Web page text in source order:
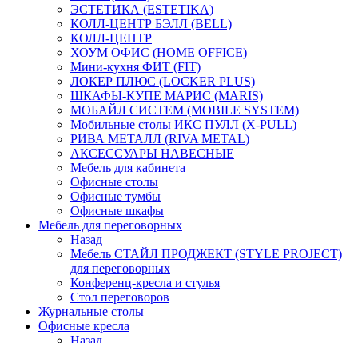
ЭСТЕТИКА (ESTETIKA)
КОЛЛ-ЦЕНТР БЭЛЛ (BELL)
КОЛЛ-ЦЕНТР
ХОУМ ОФИС (HOME OFFICE)
Мини-кухня ФИТ (FIT)
ЛОКЕР ПЛЮС (LOCKER PLUS)
ШКАФЫ-КУПЕ МАРИС (MARIS)
МОБАЙЛ СИСТЕМ (MOBILE SYSTEM)
Мобильные столы ИКС ПУЛЛ (X-PULL)
РИВА МЕТАЛЛ (RIVA METAL)
АКСЕССУАРЫ НАВЕСНЫЕ
Мебель для кабинета
Офисные столы
Офисные тумбы
Офисные шкафы
Мебель для переговорных
Назад
Мебель СТАЙЛ ПРОДЖЕКТ (STYLE PROJECT)
для переговорных
Конференц-кресла и стулья
Стол переговоров
Журнальные столы
Офисные кресла
Назад